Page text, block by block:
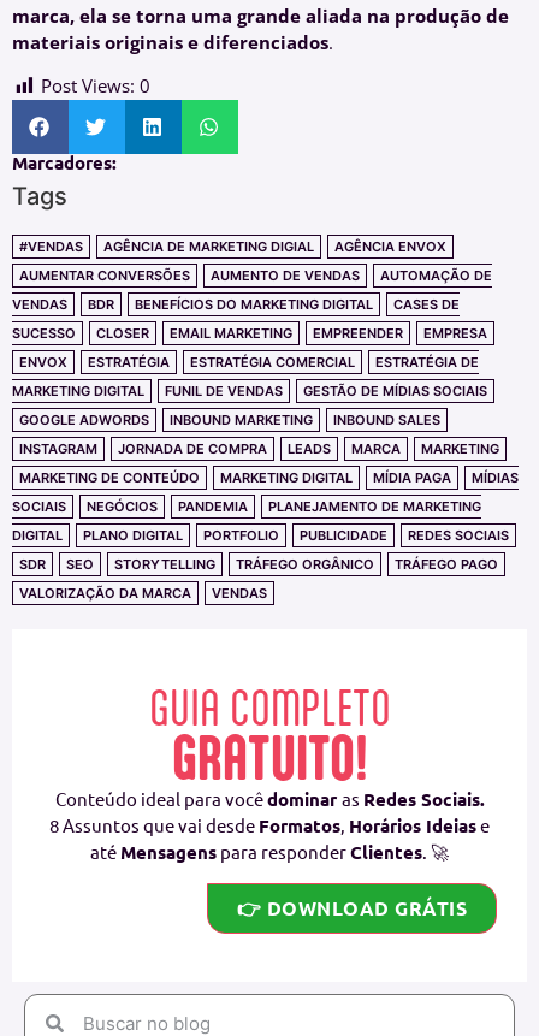
marca, ela se torna uma grande aliada na produção de
materiais originais e diferenciados.
Post Views: 0
Marcadores:
Tags
#VENDAS AGÊNCIA DE MARKETING DIGIAL
AGÊNCIA ENVOX
AUMENTAR CONVERSÕES
AUMENTO DE VENDAS
AUTOMAÇÃO DE
VENDAS
BDR BENEFÍCIOS DO MARKETING DIGITAL
CASES DE
SUCESSO
CLOSER EMAIL MARKETING EMPREENDER
EMPRESA
ENVOX
ESTRATÉGIA ESTRATÉGIA COMERCIAL
ESTRATÉGIA DE
MARKETING DIGITAL
FUNIL DE VENDAS
GESTÃO DE MÍDIAS SOCIAIS
GOOGLE ADWORDS
INBOUND MARKETING
INBOUND SALES
INSTAGRAM
JORNADA DE COMPRA LEADS MARCA
MARKETING
MARKETING DE CONTEÚDO
MARKETING DIGITAL MÍDIA PAGA
MÍDIAS
SOCIAIS
NEGÓCIOS PANDEMIA
PLANEJAMENTO DE MARKETING
DIGITAL
PLANO DIGITAL PORTFOLIO PUBLICIDADE
REDES SOCIAIS
SDR
SEO STORYTELLING TRÁFEGO ORGÂNICO
TRÁFEGO PAGO
VALORIZAÇÃO DA MARCA
VENDAS
GUIA COMPLETO
GRATUITO!
Conteúdo ideal para vocêdominar as Redes Sociais.
8 Assuntos que vai desde Formatos, Horários Ideiase
até Mensagens para responderClientes. 🚀
👉 DOWNLOAD GRÁTIS